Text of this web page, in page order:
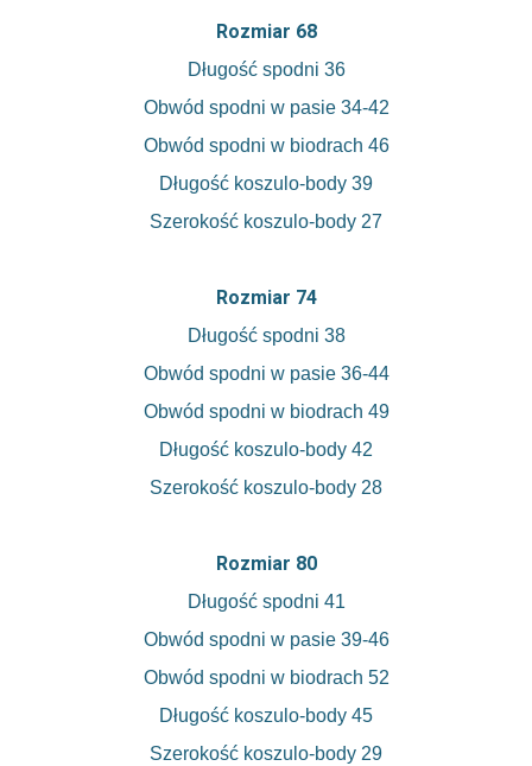
Rozmiar 68
Długość spodni 36
Obwód spodni w pasie 34-42
Obwód spodni w biodrach 46
Długość koszulo-body 39
Szerokość koszulo-body 27
Rozmiar 74
Długość spodni 38
Obwód spodni w pasie 36-44
Obwód spodni w biodrach 49
Długość koszulo-body 42
Szerokość koszulo-body 28
Rozmiar 80
Długość spodni 41
Obwód spodni w pasie 39-46
Obwód spodni w biodrach 52
Długość koszulo-body 45
Szerokość koszulo-body 29